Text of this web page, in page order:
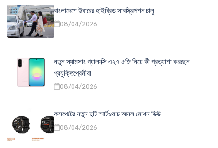
বাংলাদেশে উবারের হাইব্রিড সাবস্ক্রিপশন চালু
08/04/2026
নতুন স্যামসাং গ্যালাক্সি এ২৭ ৫জি নিয়ে কী প্রত্যাশা করছেন
প্রযুক্তিপ্রেমীরা
08/04/2026
কসপেটের নতুন দুটি স্মার্টওয়াচ আনল মোশন ভিউ
08/04/2026